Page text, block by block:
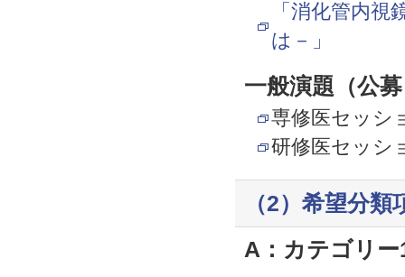
「消化管内
は－」
一般演題（公
専修医セッシ
研修医セッシ
（2）希望分類
A：カテゴリー